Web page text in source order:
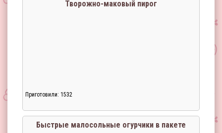
Творожно-маковый пирог
Приготовили: 1532
Быстрые малосольные огурчики в пакете